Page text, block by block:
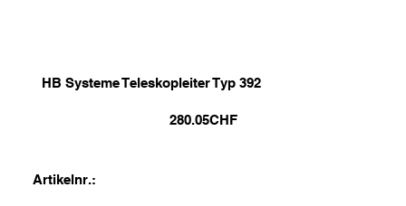
HB Systeme Teleskopleiter Typ 392
280.05CHF
Artikelnr.: